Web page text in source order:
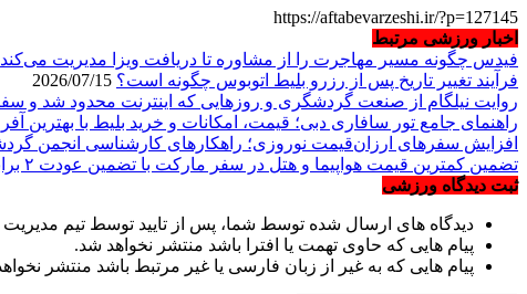
https://aftabevarzeshi.ir/?p=127145
اخبار ورزشی مرتبط
فیدس چگونه مسیر مهاجرت را از مشاوره تا دریافت ویزا مدیریت
فرآیند تغییر تاریخ پس از رزرو بلیط اتوبوس چگونه است؟
روایت نیلگام از صنعت گردشگری و روزهایی که اینترنت محدود شد و
راهنمای جامع تور سافاری دبی؛ قیمت، امکانات و خرید بلیط با بهترین آفر
افزایش سفرهای ارزان‌قیمت نوروزی؛ راهکارهای کارشناسی انجمن
تضمین کمترین قیمت هواپیما و هتل در سفر مارکت با تضمین عودت ۲ برابری مابه التفاوت
ثبت دیدگاه ورزشی
دیدگاه های ارسال شده توسط شما، پس از تایید توسط تیم
پیام هایی که حاوی تهمت یا افترا باشد منتشر نخواهد شد.
پیام هایی که به غیر از زبان فارسی یا غیر مرتبط باشد منتشر